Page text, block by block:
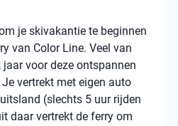
je skivakantie te beginnen
van Color Line. Veel van
voor deze ontspannen
vertrekt met eigen auto
(slechts 5 uur rijden
daar vertrekt de ferry om